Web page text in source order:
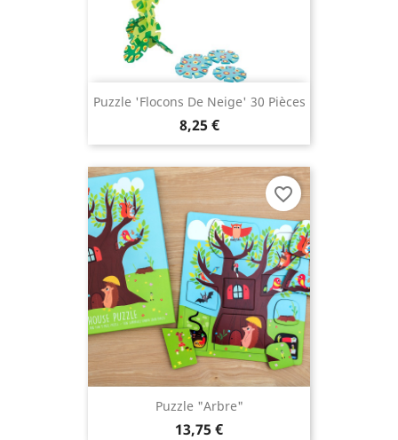
Puzzle 'flocons De Neige' 30 Pièces
8,25 €
Puzzle "Arbre"
13,75 €
favorite_border